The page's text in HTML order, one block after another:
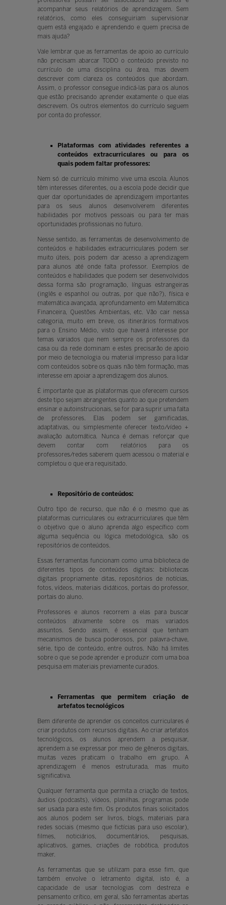
acompanhar seus relatórios de aprendizagem. Sem
relatórios, como eles conseguiriam supervisionar
quem está engajado e aprendendo e quem precisa de
mais ajuda?
Vale lembrar que as ferramentas de apoio ao currículo
não precisam abarcar TODO o conteúdo previsto no
currículo de uma disciplina ou área, mas devem
descrever com clareza os conteúdos que abordam.
Assim, o professor consegue indicá-las para os alunos
que estão precisando aprender exatamente o que elas
descrevem. Os outros elementos do currículo seguem
por conta do professor.
Plataformas com atividades referentes a
conteúdos extracurriculares ou para os
quais podem faltar professores:
Nem só de currículo mínimo vive uma escola. Alunos
têm interesses diferentes, ou a escola pode decidir que
quer dar oportunidades de aprendizagem importantes
para os seus alunos desenvolverem diferentes
habilidades por motivos pessoais ou para ter mais
oportunidades profissionais no futuro.
Nesse sentido, as ferramentas de desenvolvimento de
conteúdos e habilidades extracurriculares podem ser
muito úteis, pois podem dar acesso a aprendizagem
para alunos até onde falta professor. Exemplos de
conteúdos e habilidades que podem ser desenvolvidos
dessa forma são programação, línguas estrangeiras
(inglês e espanhol ou outras, por que não?), física e
matemática avançada, aprofundamento em Matemática
Financeira, Questões Ambientais, etc. Vão cair nessa
categoria, muito em breve, os itinerários formativos
para o Ensino Médio, visto que haverá interesse por
temas variados que nem sempre os professores da
casa ou da rede dominam e estes precisarão de apoio
por meio de tecnologia ou material impresso para lidar
com conteúdos sobre os quais não têm formação, mas
interesse em apoiar a aprendizagem dos alunos.
É importante que as plataformas que oferecem cursos
deste tipo sejam abrangentes quanto ao que pretendem
ensinar e autoinstrucionais, se for para suprir uma falta
de professores. Elas podem ser gamificadas,
adaptativas, ou simplesmente oferecer texto/vídeo +
avaliação automática. Nunca é demais reforçar que
devem contar com relatórios para os
professores/redes saberem quem acessou o material e
completou o que era requisitado.
Repositório de conteúdos:
Outro tipo de recurso, que não é o mesmo que as
plataformas curriculares ou extracurriculares que têm
o objetivo que o aluno aprenda algo específico com
alguma sequência ou lógica metodológica, são os
repositórios de conteúdos.
Essas ferramentas funcionam como uma biblioteca de
diferentes tipos de conteúdos digitais: bibliotecas
digitais propriamente ditas, repositórios de notícias,
fotos, vídeos, materiais didáticos, portais do professor,
portais do aluno.
Professores e alunos recorrem a elas para buscar
conteúdos ativamente sobre os mais variados
assuntos. Sendo assim, é essencial que tenham
mecanismos de busca poderosos, por palavra-chave,
série, tipo de conteúdo, entre outros. Não há limites
sobre o que se pode aprender e produzir com uma boa
pesquisa em materiais previamente curados.
Ferramentas que permitem criação de
artefatos tecnológicos
Bem diferente de aprender os conceitos curriculares é
criar produtos com recursos digitais. Ao criar artefatos
tecnológicos, os alunos aprendem a pesquisar,
aprendem a se expressar por meio de gêneros digitais,
muitas vezes praticam o trabalho em grupo. A
aprendizagem é menos estruturada, mas muito
significativa.
Qualquer ferramenta que permita a criação de textos,
áudios (podcasts), vídeos, planilhas, programas pode
ser usada para este fim. Os produtos finais solicitados
aos alunos podem ser livros, blogs, materiais para
redes sociais (mesmo que fictícias para uso escolar),
filmes, noticiários, documentários, pesquisas,
aplicativos, games, criações de robótica, produtos
maker.
As ferramentas que se utilizam para esse fim, que
também envolve o letramento digital, isto é, a
capacidade de usar tecnologias com destreza e
pensamento crítico, em geral, são ferramentas abertas